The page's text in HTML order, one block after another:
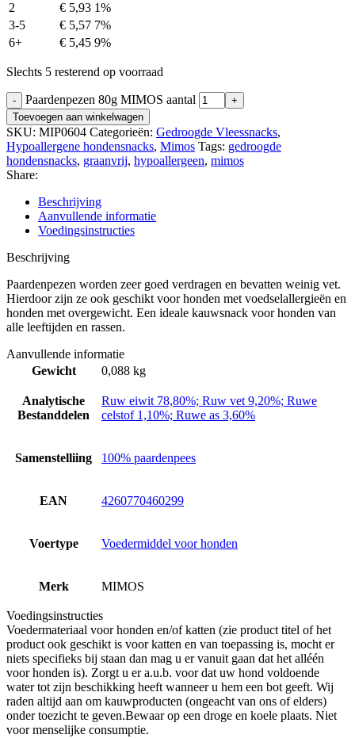
2
€ 5,93 1%
3-5
€ 5,57 7%
6+
€ 5,45 9%
Slechts 5 resterend op voorraad
Paardenpezen 80g MIMOS aantal
Toevoegen aan winkelwagen
SKU: MIP0604 Categorieën: Gedroogde Vleessnacks,
Hypoallergene hondensnacks, Mimos Tags: gedroogde
hondensnacks, graanvrij, hypoallergeen, mimos
Share:
Beschrijving
Aanvullende informatie
Voedingsinstructies
Beschrijving
Paardenpezen worden zeer goed verdragen en bevatten weinig vet.
Hierdoor zijn ze ook geschikt voor honden met voedselallergieën en
honden met overgewicht. Een ideale kauwsnack voor honden van
alle leeftijden en rassen.
Aanvullende informatie
Gewicht
0,088 kg
Analytische
Bestanddelen
Ruw eiwit 78,80%; Ruw vet 9,20%; Ruwe
celstof 1,10%; Ruwe as 3,60%
Samenstelliing 100% paardenpees
EAN 4260770460299
Voertype Voedermiddel voor honden
Merk MIMOS
Voedingsinstructies
Voedermateriaal voor honden en/of katten (zie product titel of het
product ook geschikt is voor katten en van toepassing is, mocht er
niets specifieks bij staan dan mag u er vanuit gaan dat het alléén
voor honden is). Zorgt u er a.u.b. voor dat uw hond voldoende
water tot zijn beschikking heeft wanneer u hem een bot geeft. Wij
raden altijd aan om kauwproducten (ongeacht van ons of elders)
onder toezicht te geven.Bewaar op een droge en koele plaats. Niet
voor menselijke consumptie.